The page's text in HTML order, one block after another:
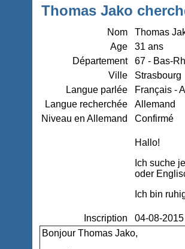
Thomas Jako
Nom
Thomas
Age
31 ans
Département
67 - Bas-
Ville
Strasbourg
Langue parlée
Français -
Langue recherchée
Allemand
Niveau en Allemand
Confirmé
Hallo!
Ich suche
oder
Ich bin
Inscription
04-08-2015
Bonjour Thomas Jako,